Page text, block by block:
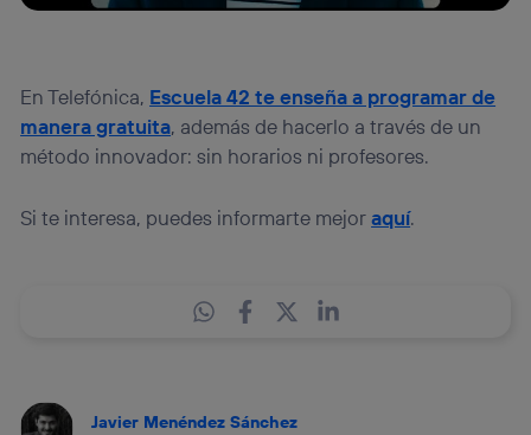
En Telefónica, Escuela 42 te enseña a programar de
manera gratuita, además de hacerlo a través de un
método innovador: sin horarios ni profesores.
Si te interesa, puedes informarte mejoraquí.
Javier Menéndez Sánchez